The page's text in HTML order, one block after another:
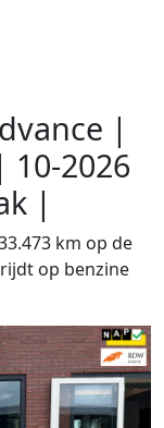
|
10-2026
|
km op de
op benzine